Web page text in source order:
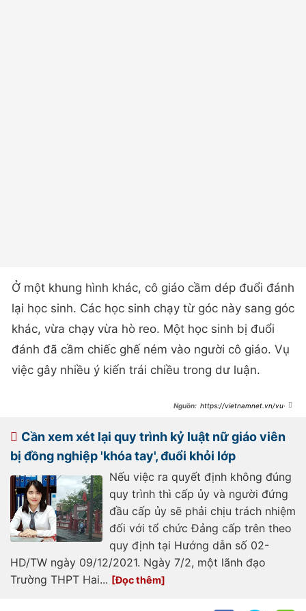
Ở một khung hình khác, cô giáo cầm dép đuổi đánh
lại học sinh. Các học sinh chạy từ góc này sang góc
khác, vừa chạy vừa hò reo. Một học sinh bị đuổi
đánh đã cầm chiếc ghế ném vào người cô giáo. Vụ
việc gây nhiều ý kiến trái chiều trong dư luận.
https://vietnamnet.vn/vu-
toan-xa-hoi-2223820.html
Cần xem xét lại quy trình kỷ luật nữ giáo viên
bị đồng nghiệp 'khóa tay', đuổi khỏi lớp
Nếu việc ra quyết định không đúng
quy trình thì cấp ủy và người đứng
đầu cấp ủy sẽ phải chịu trách nhiệm
đối với tổ chức Đảng cấp trên theo
quy định tại Hướng dẫn số 02-
HD/TW ngày 09/12/2021. Ngày 7/2, một lãnh đạo
Trường THPT Hai...